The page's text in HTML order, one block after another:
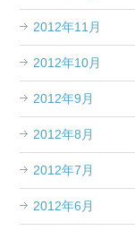
2012年11月
2012年10月
2012年9月
2012年8月
2012年7月
2012年6月